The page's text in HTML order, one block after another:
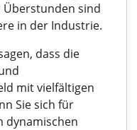
Überstunden sind
in der Industrie.
dass die
mit vielfältigen
Sie sich für
dynamischen